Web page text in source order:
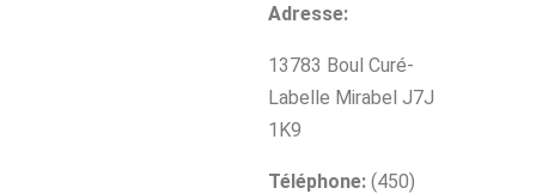
Adresse:
13783 Boul Curé-
Labelle Mirabel J7J
1K9
Téléphone: (450)